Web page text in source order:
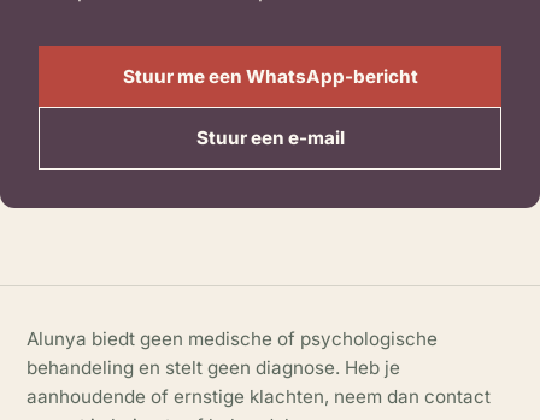
Stuur me een WhatsApp-bericht
(opent in een nieuw tabblad)
Stuur een e-mail
Alunya biedt geen medische of psychologische
behandeling en stelt geen diagnose. Heb je
aanhoudende of ernstige klachten, neem dan contact